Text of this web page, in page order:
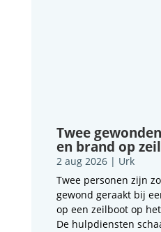
Twee
en brand op
2 aug 2026| Urk
Twee personen zijn
gewond geraakt bij
op een zeilboot op
De hulpdiensten